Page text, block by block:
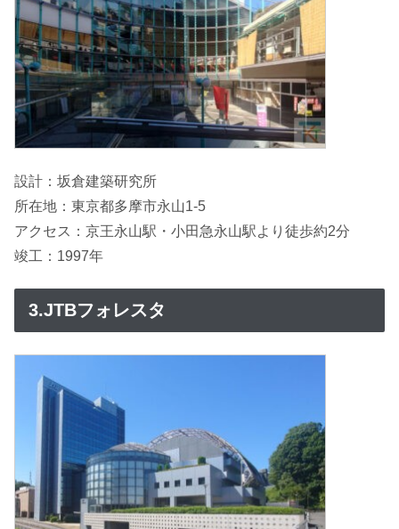
設計：坂倉建築研究所
所在地：東京都多摩市永山1-5
アクセス：京王永山駅・小田急永山駅より徒歩約2分
竣工：1997年
3.JTBフォレスタ